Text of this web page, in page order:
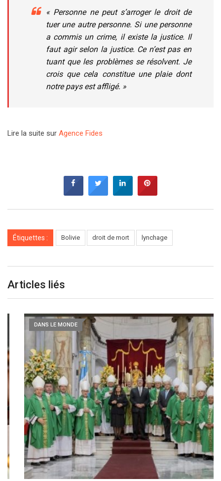
« Personne ne peut s’arroger le droit de
tuer une autre personne. Si une personne
a commis un crime, il existe la justice. Il
faut agir selon la justice. Ce n’est pas en
tuant que les problèmes se résolvent. Je
crois que cela constitue une plaie dont
notre pays est affligé. »
Lire la suite sur Agence Fides
Étiquettes : Bolivie droit de mort lynchage
Articles liés
DANS LE MONDE